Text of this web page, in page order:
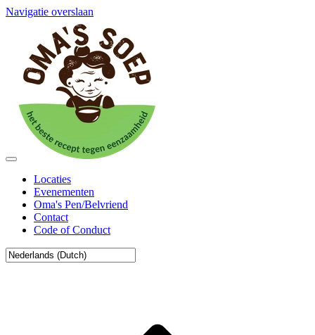
Navigatie overslaan
Locaties
Evenementen
Oma's Pen/Belvriend
Contact
Code of Conduct